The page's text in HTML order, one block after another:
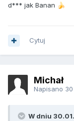
d*** jak Banan 🍌
Cytuj
Michał
Napisano
W dniu